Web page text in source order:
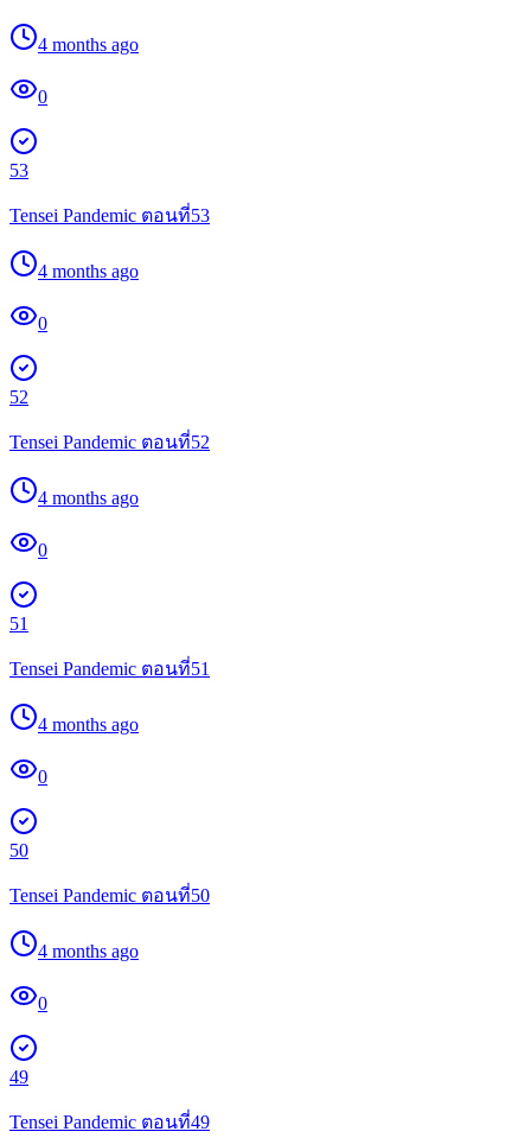
4 months ago
0
53
Tensei Pandemic ตอนที่53
4 months ago
0
52
Tensei Pandemic ตอนที่52
4 months ago
0
51
Tensei Pandemic ตอนที่51
4 months ago
0
50
Tensei Pandemic ตอนที่50
4 months ago
0
49
Tensei Pandemic ตอนที่49